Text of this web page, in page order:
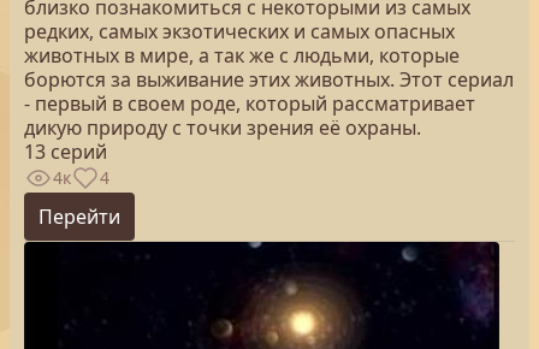
близко познакомиться с некоторыми из самых
редких, самых экзотических и самых опасных
животных в мире, а так же с людьми, которые
борются за выживание этих животных. Этот сериал
- первый в своем роде, который рассматривает
дикую природу с точки зрения её охраны.
13 серий
4к 4
Перейти